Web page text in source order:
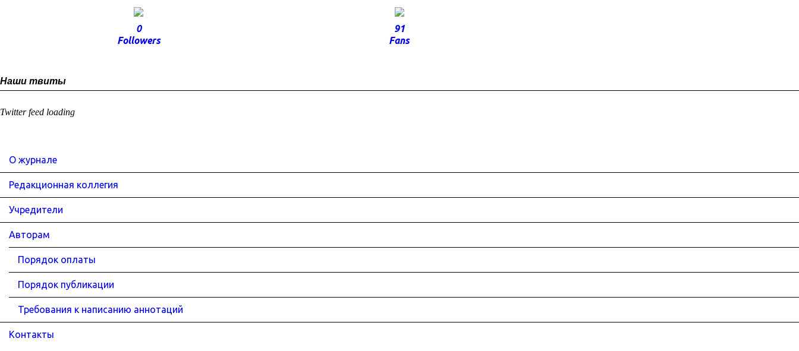
0
Followers
91
Fans
Наши твиты
Twitter feed loading
О журнале
Редакционная коллегия
Учредители
Авторам
Порядок оплаты
Порядок публикации
Требования к написанию аннотаций
Контакты